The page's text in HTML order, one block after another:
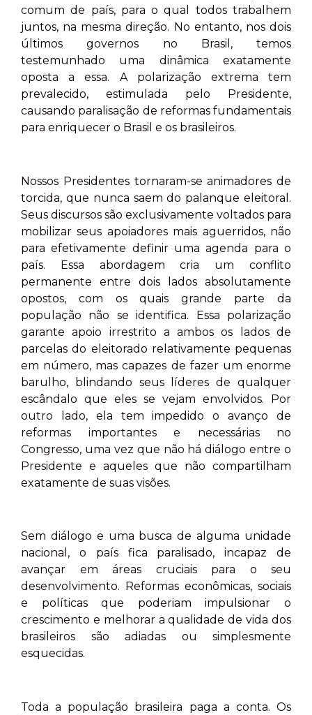
comum de país, para o qual todos trabalhem
juntos, na mesma direção. No entanto, nos dois
últimos governos no Brasil, temos
testemunhado uma dinâmica exatamente
oposta a essa. A polarização extrema tem
prevalecido, estimulada pelo Presidente,
causando paralisação de reformas fundamentais
para enriquecer o Brasil e os brasileiros.
Nossos Presidentes tornaram-se animadores de
torcida, que nunca saem do palanque eleitoral.
Seus discursos são exclusivamente voltados para
mobilizar seus apoiadores mais aguerridos, não
para efetivamente definir uma agenda para o
país. Essa abordagem cria um conflito
permanente entre dois lados absolutamente
opostos, com os quais grande parte da
população não se identifica. Essa polarização
garante apoio irrestrito a ambos os lados de
parcelas do eleitorado relativamente pequenas
em número, mas capazes de fazer um enorme
barulho, blindando seus líderes de qualquer
escândalo que eles se vejam envolvidos. Por
outro lado, ela tem impedido o avanço de
reformas importantes e necessárias no
Congresso, uma vez que não há diálogo entre o
Presidente e aqueles que não compartilham
exatamente de suas visões.
Sem diálogo e uma busca de alguma unidade
nacional, o país fica paralisado, incapaz de
avançar em áreas cruciais para o seu
desenvolvimento. Reformas econômicas, sociais
e políticas que poderiam impulsionar o
crescimento e melhorar a qualidade de vida dos
brasileiros são adiadas ou simplesmente
esquecidas.
Toda a população brasileira paga a conta. Os